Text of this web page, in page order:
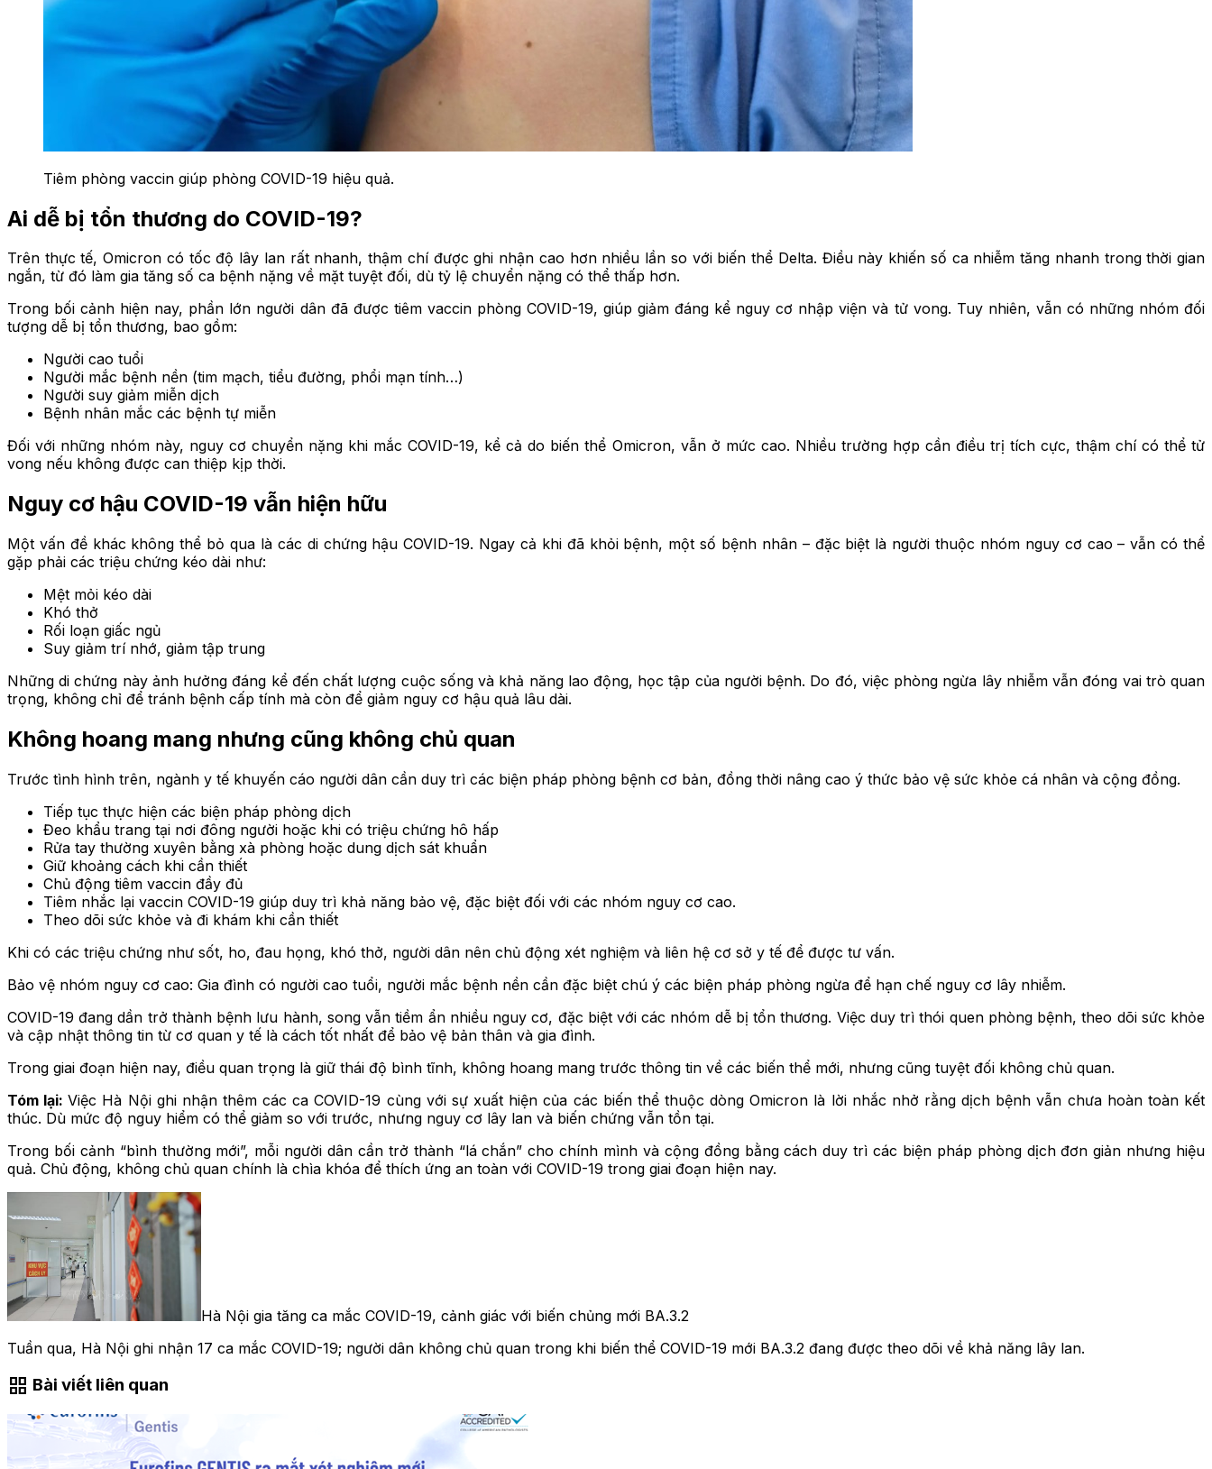
Tiêm phòng vaccin giúp phòng COVID-19 hiệu quả.
Ai dễ bị tổn thương do COVID-19?
Trên thực tế, Omicron có tốc độ lây lan rất nhanh, thậm chí được ghi nhận cao hơn nhiều lần so với biến thể Delta. Điều này khiến số ca nhiễm tăng nhanh trong thời gian
ngắn, từ đó làm gia tăng số ca bệnh nặng về mặt tuyệt đối, dù tỷ lệ chuyển nặng có thể thấp hơn.
Trong bối cảnh hiện nay, phần lớn người dân đã được tiêm vaccin phòng COVID-19, giúp giảm đáng kể nguy cơ nhập viện và tử vong. Tuy nhiên, vẫn có những nhóm đối
tượng dễ bị tổn thương, bao gồm:
Người cao tuổi
Người mắc bệnh nền (tim mạch, tiểu đường, phổi mạn tính…)
Người suy giảm miễn dịch
Bệnh nhân mắc các bệnh tự miễn
Đối với những nhóm này, nguy cơ chuyển nặng khi mắc COVID-19, kể cả do biến thể Omicron, vẫn ở mức cao. Nhiều trường hợp cần điều trị tích cực, thậm chí có thể tử
vong nếu không được can thiệp kịp thời.
Nguy cơ hậu COVID-19 vẫn hiện hữu
Một vấn đề khác không thể bỏ qua là các di chứng hậu COVID-19. Ngay cả khi đã khỏi bệnh, một số bệnh nhân – đặc biệt là người thuộc nhóm nguy cơ cao – vẫn có thể
gặp phải các triệu chứng kéo dài như:
Mệt mỏi kéo dài
Khó thở
Rối loạn giấc ngủ
Suy giảm trí nhớ, giảm tập trung
Những di chứng này ảnh hưởng đáng kể đến chất lượng cuộc sống và khả năng lao động, học tập của người bệnh. Do đó, việc phòng ngừa lây nhiễm vẫn đóng vai trò quan
trọng, không chỉ để tránh bệnh cấp tính mà còn để giảm nguy cơ hậu quả lâu dài.
Không hoang mang nhưng cũng không chủ quan
Trước tình hình trên, ngành y tế khuyến cáo người dân cần duy trì các biện pháp phòng bệnh cơ bản, đồng thời nâng cao ý thức bảo vệ sức khỏe cá nhân và cộng đồng.
Tiếp tục thực hiện các biện pháp phòng dịch
Đeo khẩu trang tại nơi đông người hoặc khi có triệu chứng hô hấp
Rửa tay thường xuyên bằng xà phòng hoặc dung dịch sát khuẩn
Giữ khoảng cách khi cần thiết
Chủ động tiêm vaccin đầy đủ
Tiêm nhắc lại vaccin COVID-19 giúp duy trì khả năng bảo vệ, đặc biệt đối với các nhóm nguy cơ cao.
Theo dõi sức khỏe và đi khám khi cần thiết
Khi có các triệu chứng như sốt, ho, đau họng, khó thở, người dân nên chủ động xét nghiệm và liên hệ cơ sở y tế để được tư vấn.
Bảo vệ nhóm nguy cơ cao: Gia đình có người cao tuổi, người mắc bệnh nền cần đặc biệt chú ý các biện pháp phòng ngừa để hạn chế nguy cơ lây nhiễm.
COVID-19 đang dần trở thành bệnh lưu hành, song vẫn tiềm ẩn nhiều nguy cơ, đặc biệt với các nhóm dễ bị tổn thương. Việc duy trì thói quen phòng bệnh, theo dõi sức khỏe
và cập nhật thông tin từ cơ quan y tế là cách tốt nhất để bảo vệ bản thân và gia đình.
Trong giai đoạn hiện nay, điều quan trọng là giữ thái độ bình tĩnh, không hoang mang trước thông tin về các biến thể mới, nhưng cũng tuyệt đối không chủ quan.
Tóm lại:Việc Hà Nội ghi nhận thêm các ca COVID-19 cùng với sự xuất hiện của các biến thể thuộc dòng Omicron là lời nhắc nhở rằng dịch bệnh vẫn chưa hoàn toàn kết
thúc. Dù mức độ nguy hiểm có thể giảm so với trước, nhưng nguy cơ lây lan và biến chứng vẫn tồn tại.
Trong bối cảnh “bình thường mới”, mỗi người dân cần trở thành “lá chắn” cho chính mình và cộng đồng bằng cách duy trì các biện pháp phòng dịch đơn giản nhưng hiệu
quả. Chủ động, không chủ quan chính là chìa khóa để thích ứng an toàn với COVID-19 trong giai đoạn hiện nay.
Hà Nội gia tăng ca mắc COVID-19, cảnh giác với biến chủng mới BA.3.2
Tuần qua, Hà Nội ghi nhận 17 ca mắc COVID-19; người dân không chủ quan trong khi biến thể COVID-19 mới BA.3.2 đang được theo dõi về khả năng lây lan.
grid_view Bài viết liên quan